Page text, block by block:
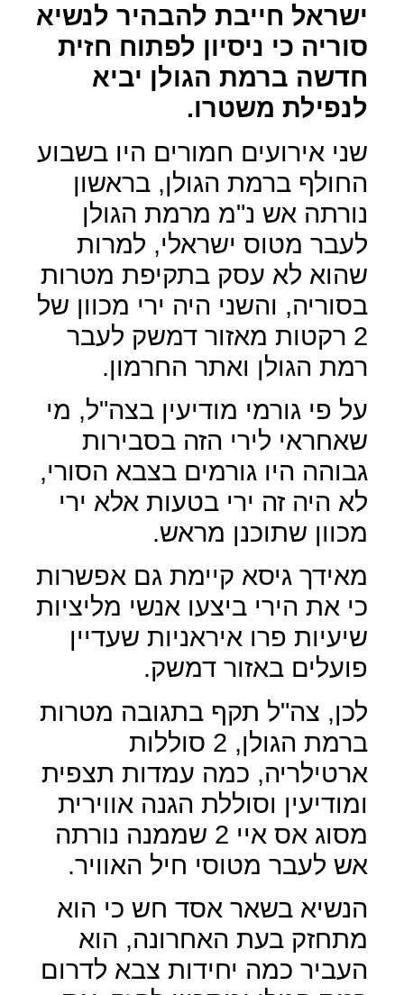
ישראל חייבת להבהיר לנשיא
סוריה כי ניסיון לפתוח חזית
חדשה ברמת הגולן יביא
לנפילת משטרו.
שני אירועים חמורים היו בשבוע
החולף ברמת הגולן, בראשון
נורתה אש נ"מ מרמת הגולן
לעבר מטוס ישראלי, למרות
שהוא לא עסק בתקיפת מטרות
בסוריה, והשני היה ירי מכוון של
2 רקטות מאזור דמשק לעבר
רמת הגולן ואתר החרמון.
על פי גורמי מודיעין בצה"ל, מי
שאחראי לירי הזה בסבירות
גבוהה היו גורמים בצבא הסורי,
לא היה זה ירי בטעות אלא ירי
מכוון שתוכנן מראש.
מאידך גיסא קיימת גם אפשרות
כי את הירי ביצעו אנשי מליציות
שיעיות פרו איראניות שעדיין
פועלים באזור דמשק.
לכן, צה"ל תקף בתגובה מטרות
ברמת הגולן, 2 סוללות
ארטילריה, כמה עמדות תצפית
ומודיעין וסוללת הגנה אווירית
מסוג אס איי 2 שממנה נורתה
אש לעבר מטוסי חיל האוויר.
הנשיא בשאר אסד חש כי הוא
מתחזק בעת האחרונה, הוא
העביר כמה יחידות צבא לדרום